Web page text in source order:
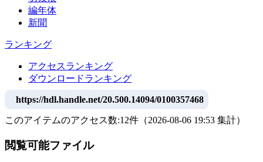
編年体
新聞
ランキング
アクセスランキング
ダウンロードランキング
https://hdl.handle.net/20.500.14094/0100357468
このアイテムのアクセス数:12件 （2026-08-06 19:53 集計）
閲覧可能ファイル